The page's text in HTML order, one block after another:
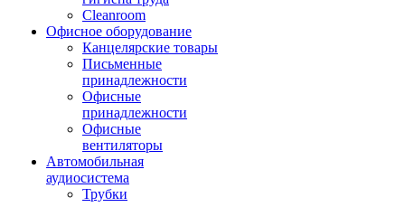
Cleanroom
Офисное оборудование
Канцелярские товары
Письменные
принадлежности
Офисные
принадлежности
Офисные
вентиляторы
Автомобильная
аудиосистема
Трубки